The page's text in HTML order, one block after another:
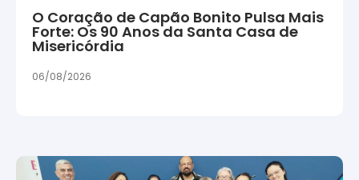
O Coração de Capão Bonito Pulsa Mais
Forte: Os 90 Anos da Santa Casa de
Misericórdia
06/08/2026